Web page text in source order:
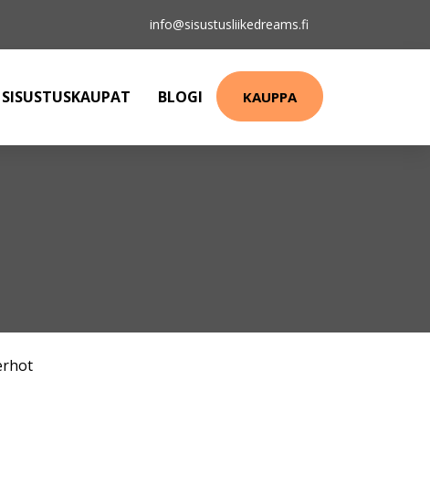
info@sisustusliikedreams.fi
SISUSTUSKAUPAT BLOGI KAUPPA